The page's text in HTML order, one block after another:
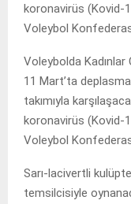
koronavirüs (Kovid-
Voleybol
Voleybolda
11 Mart’ta
takımıyla
koronavirüs (Kovid-
Voleybol
Sarı-lacivertli
temsilcisiyle